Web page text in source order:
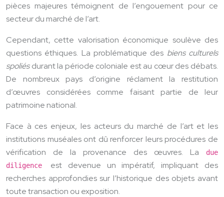
pièces majeures témoignent de l’engouement pour ce
secteur du marché de l’art.
Cependant, cette valorisation économique soulève des
questions éthiques. La problématique des biens culturels
spoliésdurant la période coloniale est au cœur des débats.
De nombreux pays d’origine réclament la restitution
d’œuvres considérées comme faisant partie de leur
patrimoine national.
Face à ces enjeux, les acteurs du marché de l’art et les
institutions muséales ont dû renforcer leurs procédures de
vérification de la provenance des œuvres. La
due
diligence est devenue un impératif, impliquant des
recherches approfondies sur l’historique des objets avant
toute transaction ou exposition.